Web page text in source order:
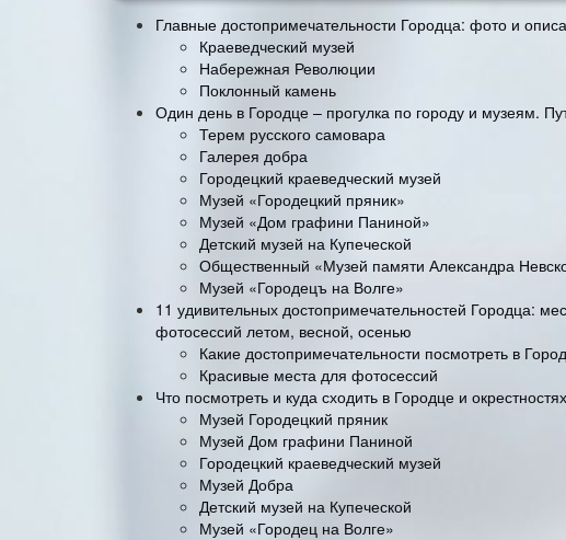
Главные достопримечательности Городца: фото и
Краеведческий музей
Набережная Революции
Поклонный камень
Один день в Городце – прогулка по городу и музеям.
Терем русского самовара
Галерея добра
Городецкий краеведческий музей
Музей «Городецкий пряник»
Музей «Дом графини Паниной»
Детский музей на Купеческой
Общественный «Музей памяти Александра
Музей «Городецъ на Волге»
11 удивительных достопримечательностей Городца:
фотосессий летом, весной, осенью
Какие достопримечательности посмотреть в
Красивые места для фотосессий
Что посмотреть и куда сходить в Городце и окрестностях
Музей Городецкий пряник
Музей Дом графини Паниной
Городецкий краеведческий музей
Музей Добра
Детский музей на Купеческой
Музей «Городец на Волге»